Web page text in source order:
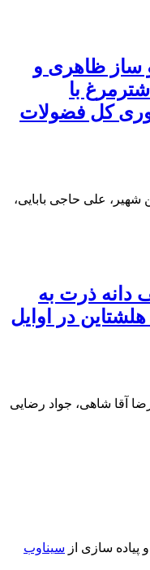
ساز ظاهری و
با
کل فضولات
شهیر، علی حاجی بابایی،
دانه ذرت به
در اوایل
آقا شاهی، جواد رضایی
سازی از سیناوب